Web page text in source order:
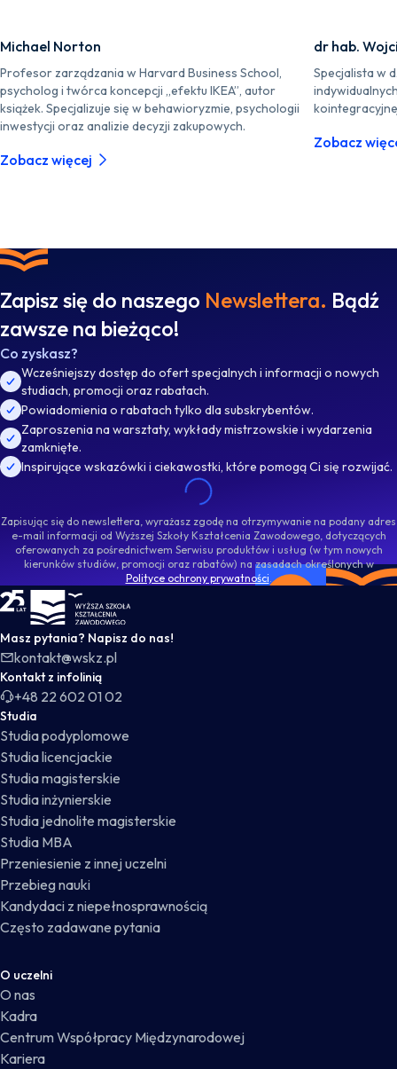
Michael Norton
Profesor zarządzania w Harvard Business School,
psycholog i twórca koncepcji „efektu IKEA”, autor
książek. Specjalizuje się w behawioryzmie, psychologii
inwestycji oraz analizie decyzji zakupowych.
Zobacz więcej
dr hab.
Specjalista w
Zobacz
Zapisz się do naszego Newslettera. Bądź
zawsze na bieżąco!
Co zyskasz?
Wcześniejszy dostęp do ofert specjalnych i informacji o nowych
studiach, promocji oraz rabatach.
Powiadomienia o rabatach tylko dla subskrybentów.
Zaproszenia na warsztaty, wykłady mistrzowskie i wydarzenia
zamknięte.
Inspirujące wskazówki i ciekawostki, które pomogą Ci się rozwijać.
Zapisując się do newslettera, wyrażasz zgodę na otrzymywanie na podany adres
e-mail informacji od Wyższej Szkoły Kształcenia Zawodowego, dotyczących
oferowanych za pośrednictwem Serwisu produktów i usług (w tym nowych
kierunków studiów, promocji oraz rabatów) na zasadach określonych w
Polityce ochrony prywatności.
WSKZ - strona główna
Masz pytania? Napisz do nas!
kontakt@wskz.pl
Kontakt z infolinią
+48 22 602 01 02
Studia
Studia podyplomowe
Studia licencjackie
Studia magisterskie
Studia inżynierskie
Studia jednolite magisterskie
Studia MBA
Przeniesienie z innej uczelni
Przebieg nauki
Kandydaci z niepełnosprawnością
Często zadawane pytania
O uczelni
O nas
Kadra
Centrum Współpracy Międzynarodowej
Kariera